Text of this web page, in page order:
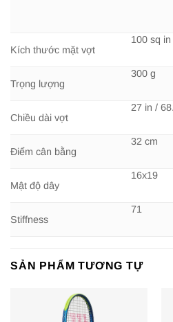
Kích thước mặt vợt
100 sq in
Trọng lượng
300 g
Chiều dài vợt
27 in /
Điểm cân bằng
32 cm
Mật độ dây
16x19
Stiffness
71
SẢN PHẨM TƯƠNG TỰ